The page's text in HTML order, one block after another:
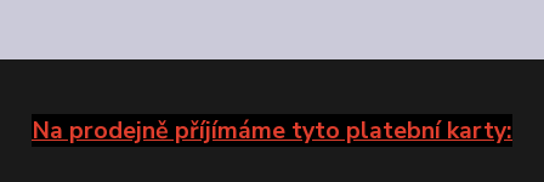
Na prodejně příjímáme tyto platební karty: